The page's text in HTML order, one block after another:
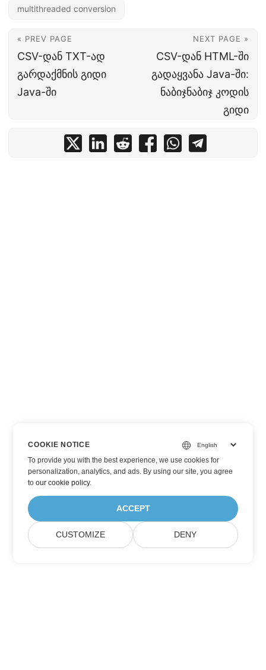
multithreaded conversion
« PREV PAGE
CSV-დან TXT-ად
გარდაქმნის გიდი
Java-ში
NEXT PAGE »
CSV-დან HTML-ში
გადაყვანა Java-ში:
ნაბიჯნაბიჯ კოდის
გიდი
COOKIE NOTICE
To provide you with the best experience, we use cookies for
personalization, analytics, and ads. By using our site, you agree
toour cookie policy.
ACCEPT
CUSTOMIZE DENY